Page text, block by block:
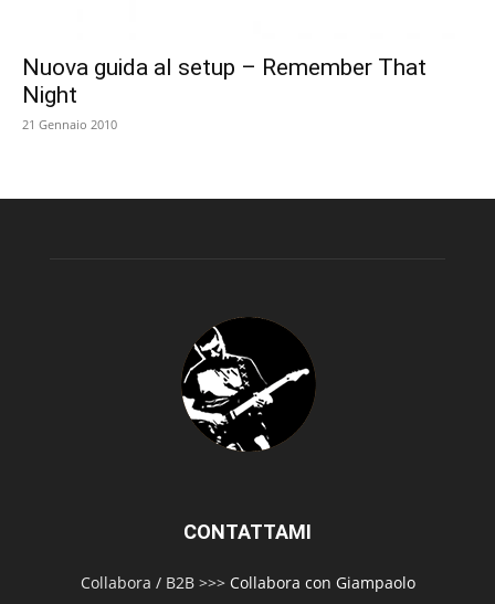
Nuova guida al setup – Remember That
Night
21 Gennaio 2010
CONTATTAMI
Collabora / B2B >>> Collabora con Giampaolo